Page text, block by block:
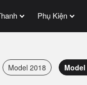
Phụ Kiện
Model 2018